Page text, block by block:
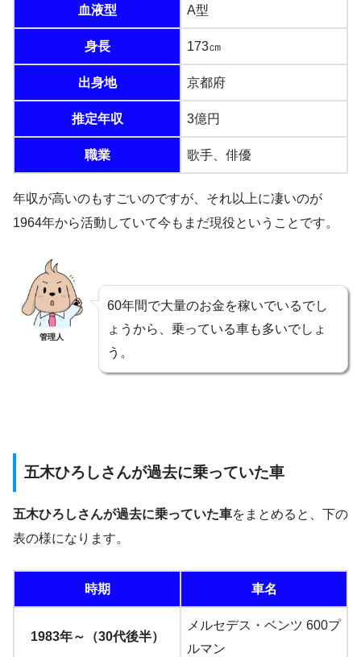
血液型 A型
身長 173㎝
出身地 京都府
推定年収 3億円
職業 歌手、俳優
年収が高いのもすごいのですが、それ以上に凄いのが
1964年から活動していて今もまだ現役ということです。
管理人
60年間で大量のお金を稼いでいるでし
ょうから、乗っている車も多いでしょ
う。
五木ひろしさんが過去に乗っていた車
五木ひろしさんが過去に乗っていた車をまとめると、下の
表の様になります。
時期 車名
1983年～（30代後半）
メルセデス・ベンツ 600プ
ルマン